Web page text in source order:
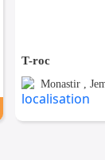
T-roc
Monastir ,